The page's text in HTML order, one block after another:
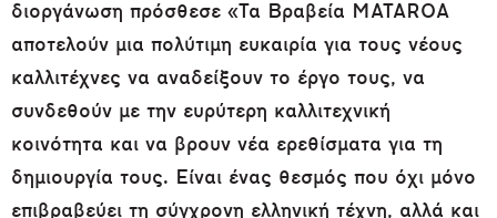
διοργάνωση πρόσθεσε «Τα Βραβεία MATAROA
αποτελούν μια πολύτιμη ευκαιρία για τους νέους
καλλιτέχνες να αναδείξουν το έργο τους, να
συνδεθούν με την ευρύτερη καλλιτεχνική
κοινότητα και να βρουν νέα ερεθίσματα για τη
δημιουργία τους. Είναι ένας θεσμός που όχι μόνο
επιβραβεύει τη σύγχρονη ελληνική τέχνη, αλλά και